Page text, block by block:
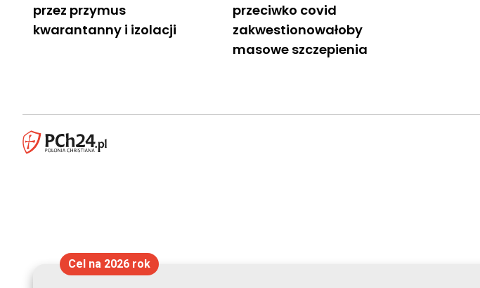
przez przymus
kwarantanny i izolacji
przeciwko covid
zakwestionowałoby
masowe szczepienia
Cel na 2026 rok